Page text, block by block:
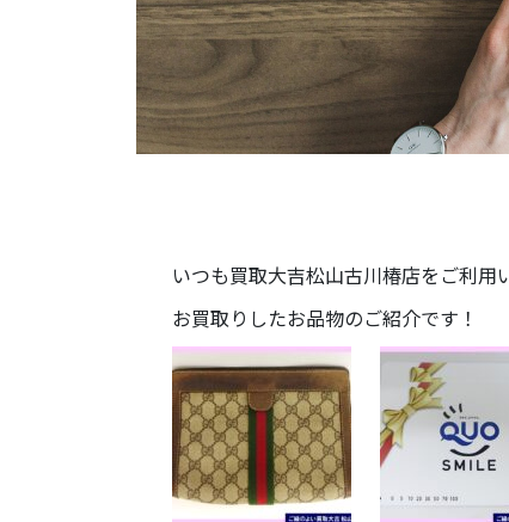
いつも買取大吉松山古川椿店をご利用
お買取りしたお品物のご紹介です！